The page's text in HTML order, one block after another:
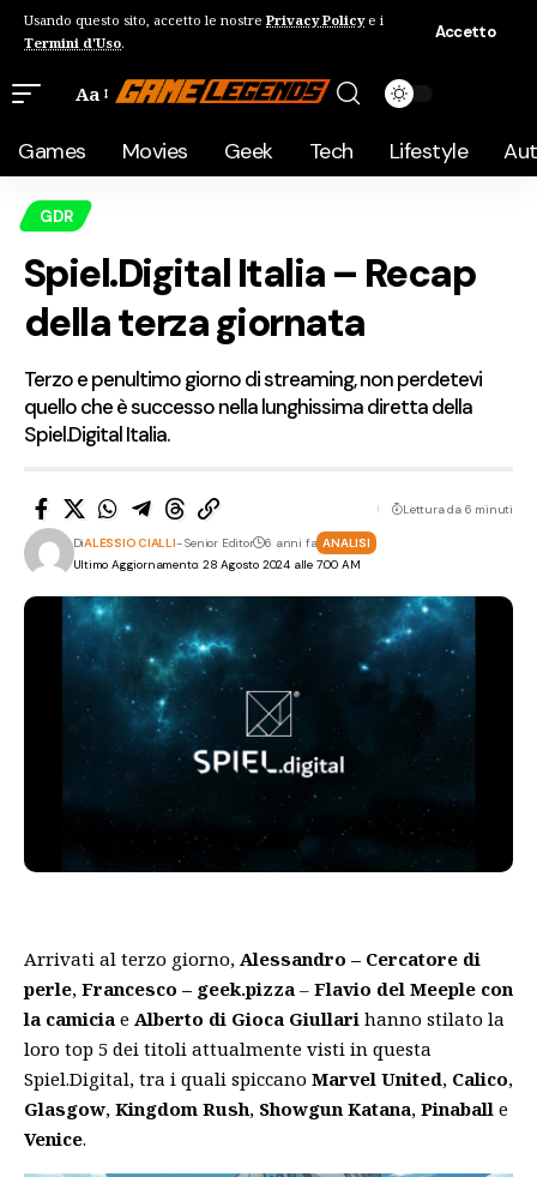
Usando questo sito, accetto le nostre Privacy Policye i
Termini d'Uso.
Accetto
Aa
Games Movies Geek Tech Lifestyle
GDR
Spiel.Digital Italia – Recap
della terza giornata
Terzo e penultimo giorno di streaming, non perdetevi
quello che è successo nella lunghissima diretta della
Spiel.Digital Italia.
Ultimo Aggiornamento: 28 Agosto 2024 alle 7:00 AM
DiALESSIO CIALLI- Senior Editor 6 anni fa ANALISI
Lettura da 6 minuti
Arrivati al terzo giorno, Alessandro – Cercatore di
perle, Francesco – geek.pizza – Flavio del Meeple con
la camicia e Alberto di Gioca Giullari hanno stilato la
loro top 5 dei titoli attualmente visti in questa
Spiel.Digital, tra i quali spiccano Marvel United, Calico,
Glasgow, Kingdom Rush, Showgun Katana, Pinaball e
Venice.